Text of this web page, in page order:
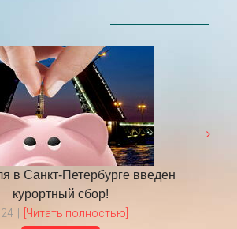
в Санкт-Петербурге введен
курортный сбор!
[Читать полностью]